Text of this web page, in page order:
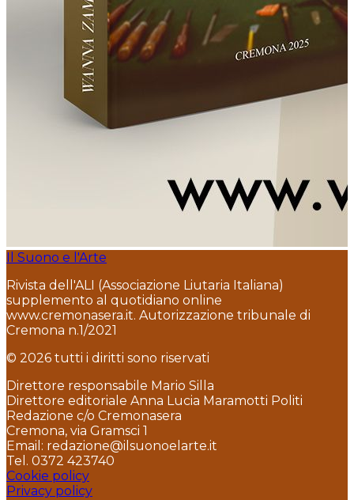
Il Suono e l'Arte
Rivista dell'ALI (Associazione Liutaria Italiana)
supplemento al quotidiano online
www.cremonasera.it. Autorizzazione tribunale di
Cremona n.1/2021
© 2026 tutti i diritti sono riservati
Direttore responsabile Mario Silla
Direttore editoriale Anna Lucia Maramotti Politi
Redazione c/o Cremonasera
Cremona, via Gramsci 1
Email: redazione@ilsuonoelarte.it
Tel. 0372 423740
Cookie policy
Privacy policy